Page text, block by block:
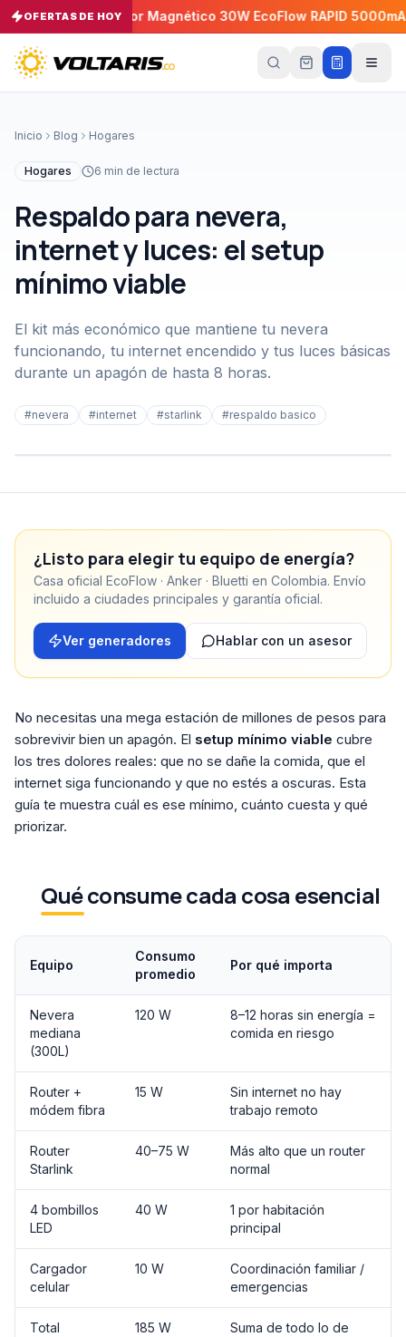
OFERTAS DE HOY
5% Cargador Magnético 30W EcoFlow RAPID 5000mAh −5%
Inicio Blog Hogares
Hogares 6 min de lectura
Respaldo para nevera,
internet y luces: el setup
mínimo viable
El kit más económico que mantiene tu nevera
funcionando, tu internet encendido y tus luces básicas
durante un apagón de hasta 8 horas.
#nevera #internet #starlink #respaldo basico
¿Listo para elegir tu equipo de energía?
Casa oficial EcoFlow · Anker · Bluetti en Colombia. Envío
incluido a ciudades principales y garantía oficial.
Ver generadores Hablar con un asesor
No necesitas una mega estación de millones de pesos para
sobrevivir bien un apagón. El setup mínimo viable cubre
los tres dolores reales: que no se dañe la comida, que el
internet siga funcionando y que no estés a oscuras. Esta
guía te muestra cuál es ese mínimo, cuánto cuesta y qué
priorizar.
Qué consume cada cosa esencial
Equipo
Consumo
promedio
Por qué importa
Nevera
mediana
(300L)
120 W
8–12 horas sin energía =
comida en riesgo
Router +
módem fibra
15 W
Sin internet no hay
trabajo remoto
Router
Starlink
40–75 W
Más alto que un router
normal
4 bombillos
LED
40 W
1 por habitación
principal
Cargador
celular
10 W
Coordinación familiar /
emergencias
Total
185 W
Suma de todo lo de
Tu
Vacío
carrito
está
Agrega
con el
botón
al
y
juntos.
productos